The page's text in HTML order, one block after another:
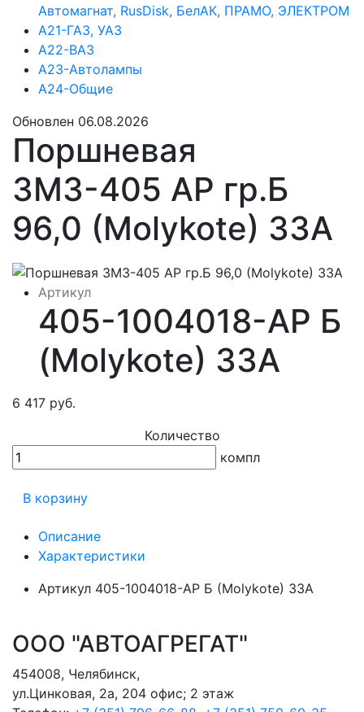
Автомагнат, RusDisk, БелАК, ПРАМО, ЭЛЕКТРОМ
А21-ГАЗ, УАЗ
А22-ВАЗ
А23-Автолампы
А24-Общие
Обновлен 06.08.2026
Поршневая
ЗМЗ-405 АР гр.Б
96,0 (Molykote) ЗЗА
Артикул
405-1004018-АР Б
(Molykote) ЗЗА
6 417 руб.
Количество
компл
В корзину
Описание
Характеристики
Артикул 405-1004018-АР Б (Molykote) ЗЗА
ООО "АВТОАГРЕГАТ"
454008, Челябинск,
ул.Цинковая, 2а, 204 офис; 2 этаж